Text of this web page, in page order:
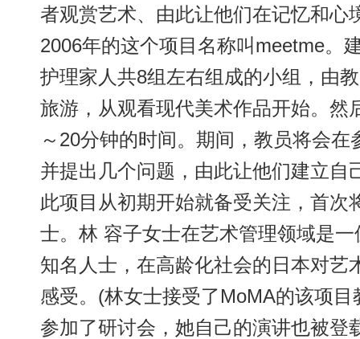
者观赏艺术、由此让他们在记忆和心
2006年的这个项目名称叫meetme。
护理家人共8组左右组成的小组，由
旅游，从观看现代美术作品开始。然
～20分钟的时间。期间，教员将会
并提出几个问题，由此让他们建立自
此项目从初期开始就备受关注，首次
士。林 容子女士在艺术管理领域是
知名人士，在高龄化社会的日本对艺
感受。(林女士接受了MoMA的该项
参加了研讨会，她自己的演讲也被登